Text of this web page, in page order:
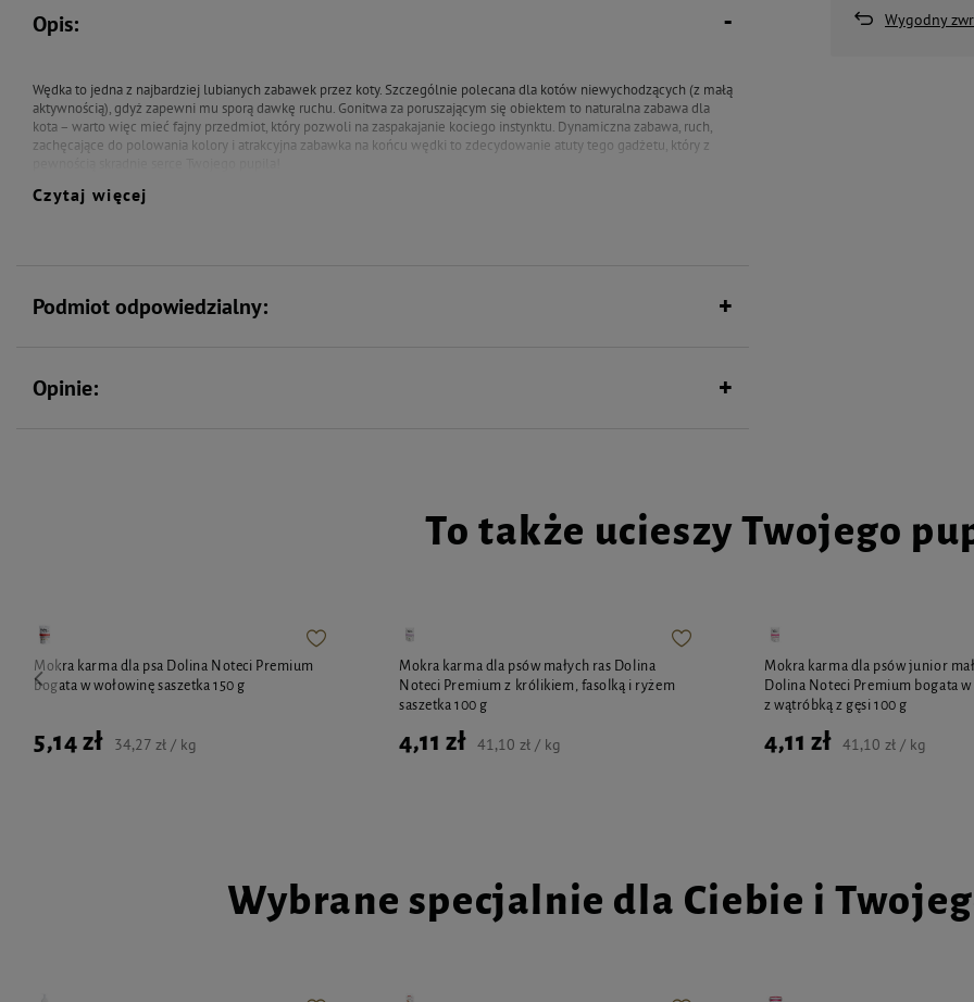
Wygodny
Opis:
Wędka to jedna z najbardziej lubianych zabawek przez koty. Szczególnie polecana dla kotów niewychodzących (z małą
aktywnością), gdyż zapewni mu sporą dawkę ruchu. Gonitwa za poruszającym się obiektem to naturalna zabawa dla
kota – warto więc mieć fajny przedmiot, który pozwoli na zaspakajanie kociego instynktu. Dynamiczna zabawa, ruch,
zachęcające do polowania kolory i atrakcyjna zabawka na końcu wędki to zdecydowanie atuty tego gadżetu, który z
Czytaj więcej
Podmiot odpowiedzialny:
Opinie:
To także ucieszy Twojego
Mokra karma dla psa Dolina Noteci Premium
bogata w wołowinę saszetka 150 g
5,14 zł 34,27 zł / kg
Mokra karma dla psów małych ras Dolina
Noteci Premium z królikiem, fasolką i ryżem
saszetka 100 g
4,11 zł 41,10 zł / kg
Mokra karma dla psów junior
Dolina Noteci Premium bogata w
z wątróbką z gęsi 100 g
4,11 zł 41,10 zł / kg
Wybrane specjalnie dla Ciebie i